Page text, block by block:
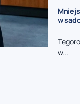
w
w...